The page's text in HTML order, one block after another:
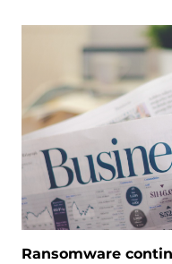
Ransomware